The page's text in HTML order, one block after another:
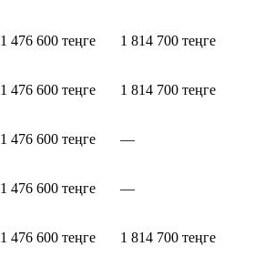
1 476 600 теңге 1 814 700 теңге
1 476 600 теңге 1 814 700 теңге
1 476 600 теңге —
1 476 600 теңге —
1 476 600 теңге 1 814 700 теңге